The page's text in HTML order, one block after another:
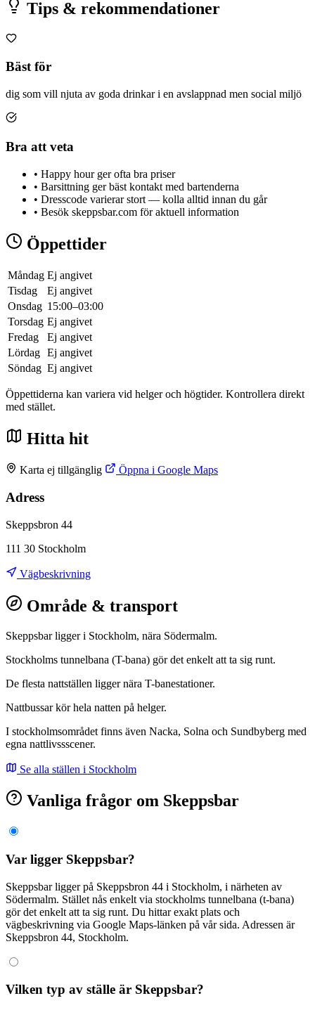
Tips & rekommendationer
Bäst för
dig som vill njuta av goda drinkar i en avslappnad men social miljö
Bra att veta
• Happy hour ger ofta bra priser
• Barsittning ger bäst kontakt med bartenderna
• Dresscode varierar stort — kolla alltid innan du går
• Besök skeppsbar.com för aktuell information
Öppettider
Måndag Ej angivet
Tisdag
Ej angivet
Onsdag 15:00–03:00
Torsdag Ej angivet
Fredag
Ej angivet
Lördag Ej angivet
Söndag Ej angivet
Öppettiderna kan variera vid helger och högtider. Kontrollera direkt
med stället.
Hitta hit
Karta ej tillgänglig Öppna i Google Maps
Adress
Skeppsbron 44
111 30 Stockholm
Vägbeskrivning
Område & transport
Skeppsbar ligger i Stockholm, nära Södermalm.
Stockholms tunnelbana (T-bana) gör det enkelt att ta sig runt.
De flesta nattställen ligger nära T-banestationer.
Nattbussar kör hela natten på helger.
I stockholmsområdet finns även Nacka, Solna och Sundbyberg med
egna nattlivssscener.
Se alla ställen i Stockholm
Vanliga frågor om Skeppsbar
Var ligger Skeppsbar?
Skeppsbar ligger på Skeppsbron 44 i Stockholm, i närheten av
Södermalm. Stället nås enkelt via stockholms tunnelbana (t-bana)
gör det enkelt att ta sig runt. Du hittar exakt plats och
vägbeskrivning via Google Maps-länken på vår sida. Adressen är
Skeppsbron 44, Stockholm.
Vilken typ av ställe är Skeppsbar?